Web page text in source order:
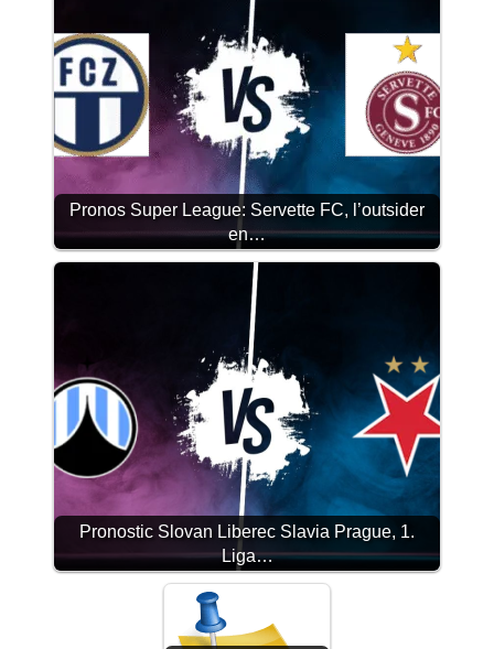
Pronos Super League: Servette FC, l’outsider
en…
Pronostic Slovan Liberec Slavia Prague, 1.
Liga…